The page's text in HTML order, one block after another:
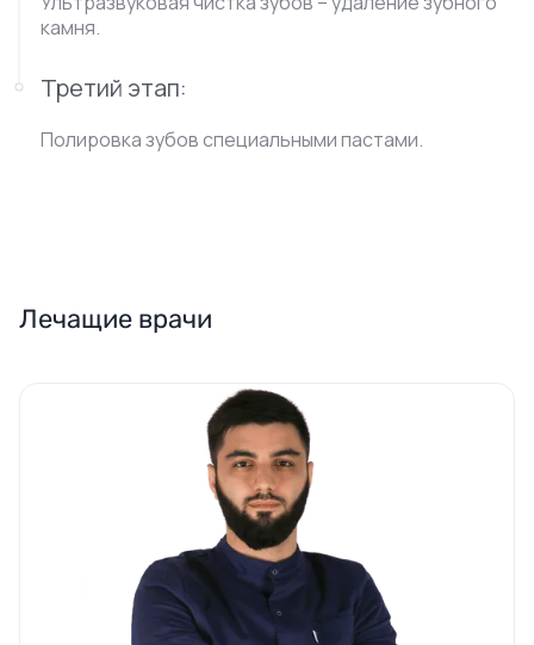
камня.
Третий этап:
Полировка зубов специальными пастами.
Лечащие врачи